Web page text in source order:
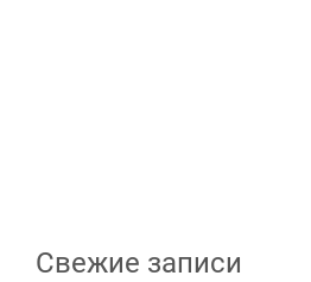
Свежие записи